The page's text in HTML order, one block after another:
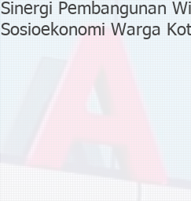
Sinergi Pembangunan
Sosioekonomi Warga